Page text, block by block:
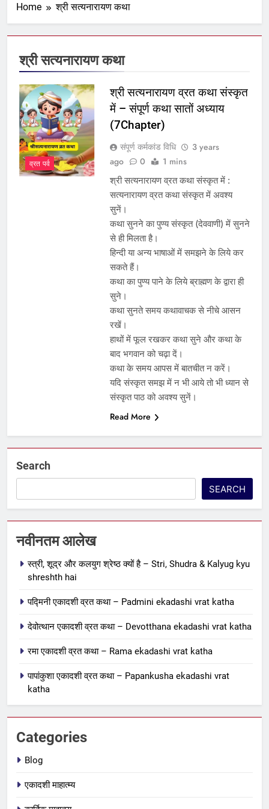
Home श्री सत्यनारायण कथा
श्री सत्यनारायण कथा
व्रत पर्व
श्री सत्यनारायण व्रत कथा संस्कृत
में – संपूर्ण कथा सातों अध्याय
(7Chapter)
संपूर्ण कर्मकांड विधि
3 years
ago
0 1 mins
श्री सत्यनारायण व्रत कथा संस्कृत में :
सत्यनारायण व्रत कथा संस्कृत में अवश्य
सुनें।
कथा सुनने का पुण्य संस्कृत (देववाणी) में सुनने
से ही मिलता है।
हिन्दी या अन्य भाषाओं में समझने के लिये कर
सकते हैं।
कथा का पुण्य पाने के लिये ब्राह्मण के द्वारा ही
सुने।
कथा सुनते समय कथावाचक से नीचे आसन
रखें।
हाथों में फूल रखकर कथा सुने और कथा के
बाद भगवान को चढ़ा दें।
कथा के समय आपस में बातचीत न करें।
यदि संस्कृत समझ में न भी आये तो भी ध्यान से
संस्कृत पाठ को अवश्य सुनें।
Read More
Search
SEARCH
नवीनतम आलेख
स्त्री, शूद्र और कलयुग श्रेष्ठ क्यों है – Stri, Shudra & Kalyug kyu
shreshth hai
पद्मिनी एकादशी व्रत कथा – Padmini ekadashi vrat katha
देवोत्थान एकादशी व्रत कथा – Devotthana ekadashi vrat katha
रमा एकादशी व्रत कथा – Rama ekadashi vrat katha
पापांकुशा एकादशी व्रत कथा – Papankusha ekadashi vrat
katha
Categories
Blog
एकादशी माहात्म्य
5
एकादशी माहात्म्य
6
ekadashi vrat katha in hindi
एकादशी माहात्म्य
7
8